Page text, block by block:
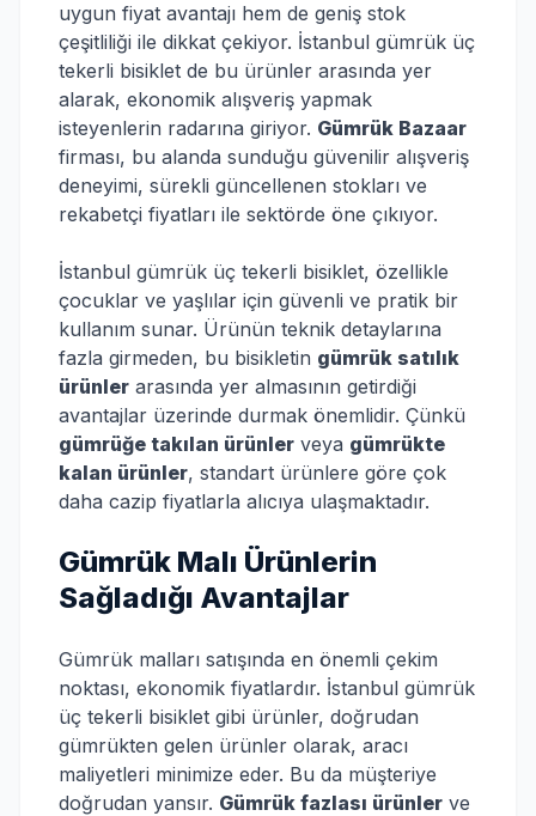
uygun fiyat avantajı hem de geniş stok
çeşitliliği ile dikkat çekiyor. İstanbul gümrük üç
tekerli bisiklet de bu ürünler arasında yer
alarak, ekonomik alışveriş yapmak
isteyenlerin radarına giriyor. Gümrük Bazaar
firması, bu alanda sunduğu güvenilir alışveriş
deneyimi, sürekli güncellenen stokları ve
rekabetçi fiyatları ile sektörde öne çıkıyor.
İstanbul gümrük üç tekerli bisiklet, özellikle
çocuklar ve yaşlılar için güvenli ve pratik bir
kullanım sunar. Ürünün teknik detaylarına
fazla girmeden, bu bisikletin gümrük satılık
ürünler arasında yer almasının getirdiği
avantajlar üzerinde durmak önemlidir. Çünkü
gümrüğe takılan ürünler veya gümrükte
kalan ürünler, standart ürünlere göre çok
daha cazip fiyatlarla alıcıya ulaşmaktadır.
Gümrük Malı Ürünlerin
Sağladığı Avantajlar
Gümrük malları satışında en önemli çekim
noktası, ekonomik fiyatlardır. İstanbul gümrük
üç tekerli bisiklet gibi ürünler, doğrudan
gümrükten gelen ürünler olarak, aracı
maliyetleri minimize eder. Bu da müşteriye
doğrudan yansır. Gümrük fazlası ürünler ve